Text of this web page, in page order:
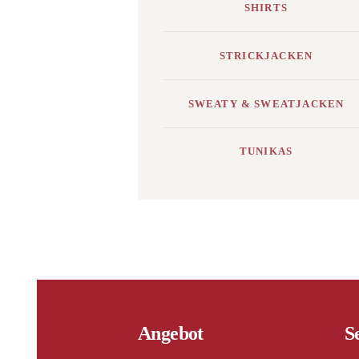
SHIRTS
STRICKJACKEN
SWEATY & SWEATJACKEN
TUNIKAS
Angebot